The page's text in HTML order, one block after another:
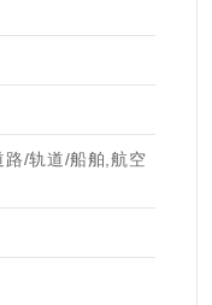
路/轨道/船舶,航空